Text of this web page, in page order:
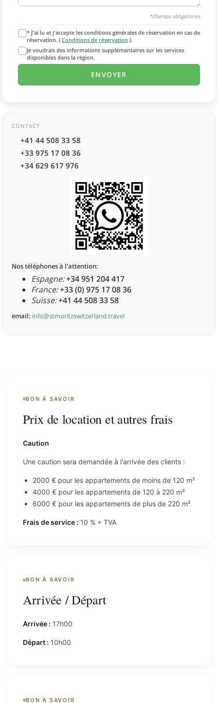
*Champs obligatoires
* J'ai lu et j'accepte les conditions générales de réservation en cas de
réservation. ( Conditions de réservation ).
Je voudrais des informations supplémentaires sur les services
disponibles dans la région.
CONTACT
+41 44 508 33 58
+33 975 17 08 36
+34 629 617 976
Nos téléphones à l'attention:
Espagne:+34 951 204 417
France:+33 (0) 975 17 08 36
Suisse:+41 44 508 33 58
email: info@stmoritzswitzerland.travel
BON À SAVOIR
Prix de location et autres frais
Caution
Une caution sera demandée à l'arrivée des clients :
2000 € pour les appartements de moins de 120 m²
4000 € pour les appartements de 120 à 220 m²
6000 € pour les appartements de plus de 220 m²
Frais de service : 10 % + TVA
BON À SAVOIR
Arrivée / Départ
Arrivée : 17h00
Départ : 10h00
BON À SAVOIR